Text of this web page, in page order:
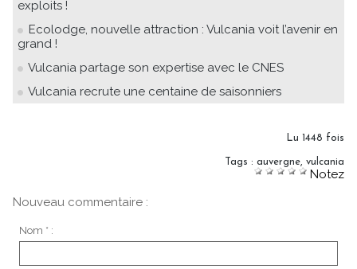
exploits !
Ecolodge, nouvelle attraction : Vulcania voit l’avenir en
grand !
Vulcania partage son expertise avec le CNES
Vulcania recrute une centaine de saisonniers
Lu 1448 fois
Tags : auvergne, vulcania
Notez
Nouveau commentaire :
Nom * :